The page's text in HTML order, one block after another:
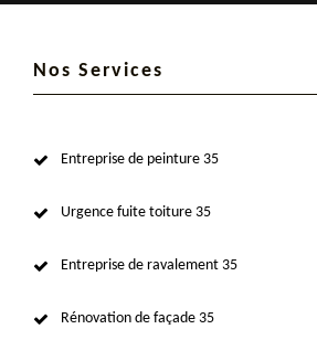
Nos Services
Entreprise de peinture 35
Urgence fuite toiture 35
Entreprise de ravalement 35
Rénovation de façade 35